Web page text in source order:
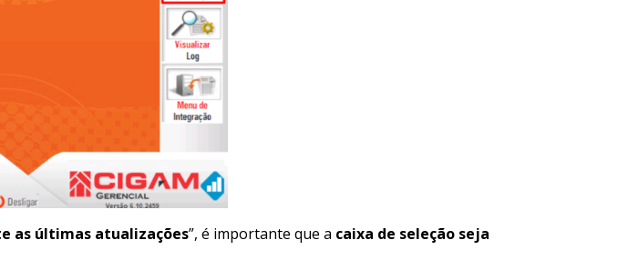
as últimas atualizações”, é importante que a caixa de seleção seja